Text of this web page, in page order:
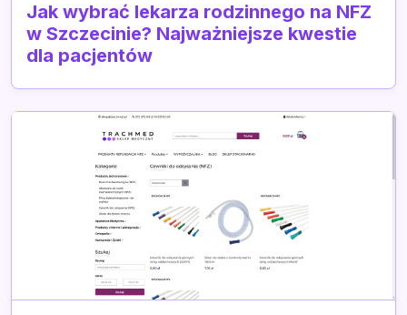
Jak wybrać lekarza rodzinnego na NFZ
w Szczecinie? Najważniejsze kwestie
dla pacjentów